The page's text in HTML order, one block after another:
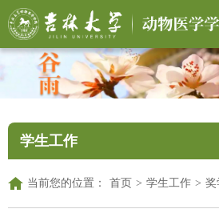
学生工作
当前您的位置： 首页 > 学生工作 > 奖